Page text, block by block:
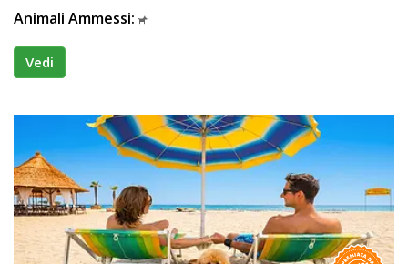
Animali Ammessi:
Vedi